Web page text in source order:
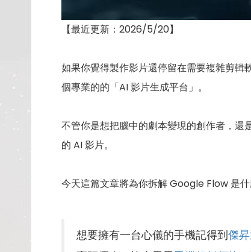
【最近更新：2026/5/20】
如果你覺得製作影片還停留在需要複雜剪
個專業的的「AI 影片生成平台」。
不管你是想把腦中的劇本變現的創作者，
的 AI 影片。
今天這篇文章將為你拆解 Google Flow 是
想要擁有一台心儀的手機記得到傑